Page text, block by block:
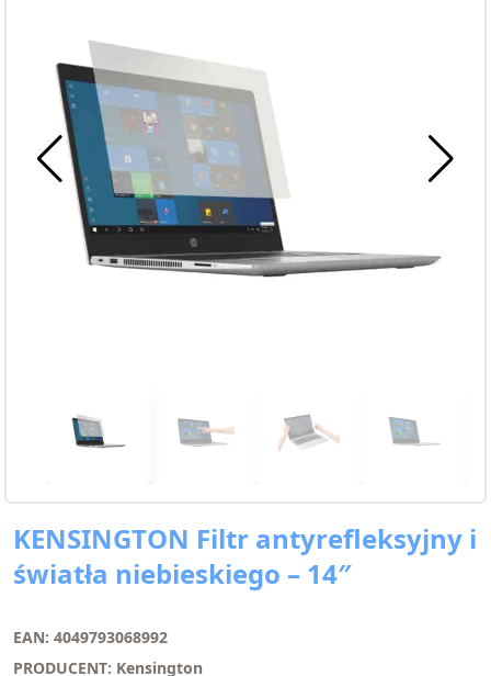
KENSINGTON Filtr antyrefleksyjny i
światła niebieskiego – 14″
EAN: 4049793068992
PRODUCENT: Kensington